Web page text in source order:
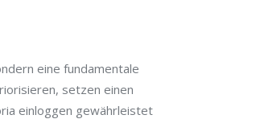
eine fundamentale
setzen einen
einloggen gewährleistet